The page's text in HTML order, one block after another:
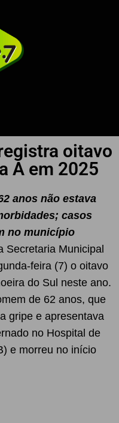
oitavo
A em 2025
anos não estava
casos
no município
Secretaria Municipal
feira (7) o oitavo
do Sul neste ano.
de 62 anos, que
gripe e apresentava
no Hospital de
e morreu no início